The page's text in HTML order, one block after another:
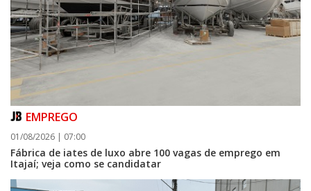
EMPREGO
01/08/2026 | 07:00
Fábrica de iates de luxo abre 100 vagas de emprego em
Itajaí; veja como se candidatar